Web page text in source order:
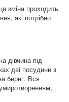
зміна проходить
які потрібно
дівчина під
дві посудини з
берег. Вся